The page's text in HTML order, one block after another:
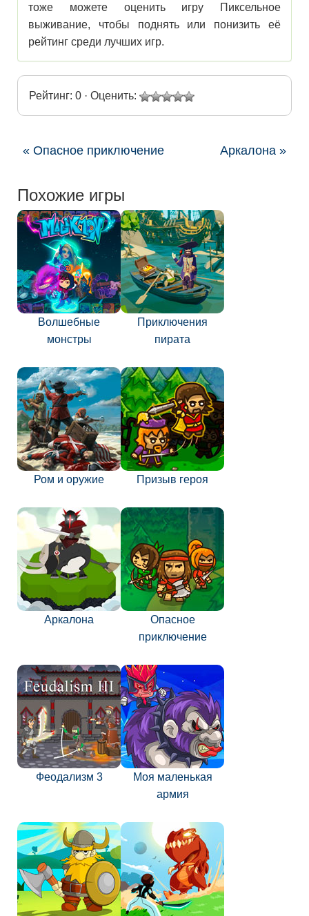
тоже можете оценить игру Пиксельное
выживание, чтобы поднять или понизить её
рейтинг среди лучших игр.
Рейтинг: 0 · Оценить:
« Опасное приключение Аркалона »
Похожие игры
Волшебные
монстры
Приключения
пирата
Ром и оружие Призыв героя
Аркалона
Опасное
приключение
Феодализм 3
Моя маленькая
армия